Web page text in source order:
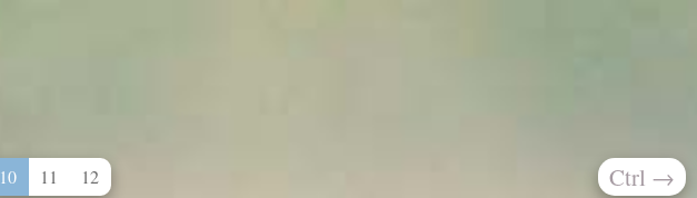
10 11 12 Ctrl →